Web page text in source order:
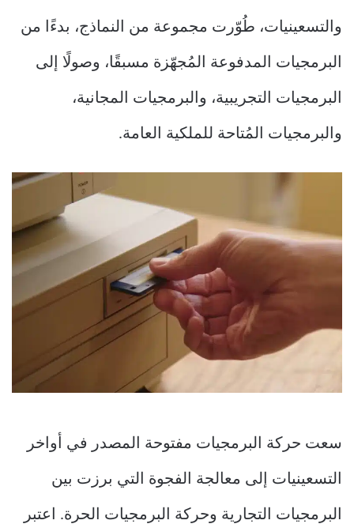
والتسعينيات، طُوّرت مجموعة من النماذج، بدءًا من
البرمجيات المدفوعة المُجهّزة مسبقًا، وصولًا إلى
البرمجيات التجريبية، والبرمجيات المجانية،
والبرمجيات المُتاحة للملكية العامة.
سعت حركة البرمجيات مفتوحة المصدر في أواخر
التسعينيات إلى معالجة الفجوة التي برزت بين
البرمجيات التجارية وحركة البرمجيات الحرة. اعتبر